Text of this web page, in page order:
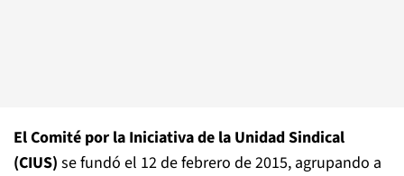
El Comité por la Iniciativa de la Unidad Sindical
(CIUS) se fundó el 12 de febrero de 2015, agrupando a